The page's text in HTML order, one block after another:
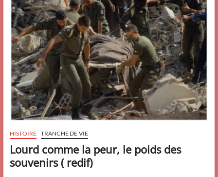
HISTOIRE TRANCHE DE VIE
Lourd comme la peur, le poids des
souvenirs ( redif)